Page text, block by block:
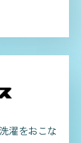
濯をおこな